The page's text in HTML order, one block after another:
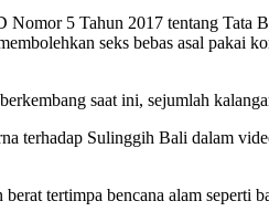
5 Tahun 2017 tentang Tata
seks bebas asal pakai
saat ini, sejumlah
Sulinggih Bali dalam
tertimpa bencana alam seperti